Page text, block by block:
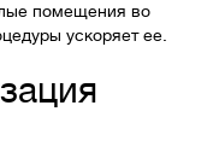
помещения во
ускоряет ее.